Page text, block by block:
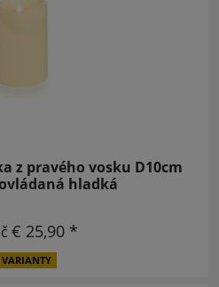
z pravého vosku D10cm
hladká
€ 25,90 *
VARIANTY